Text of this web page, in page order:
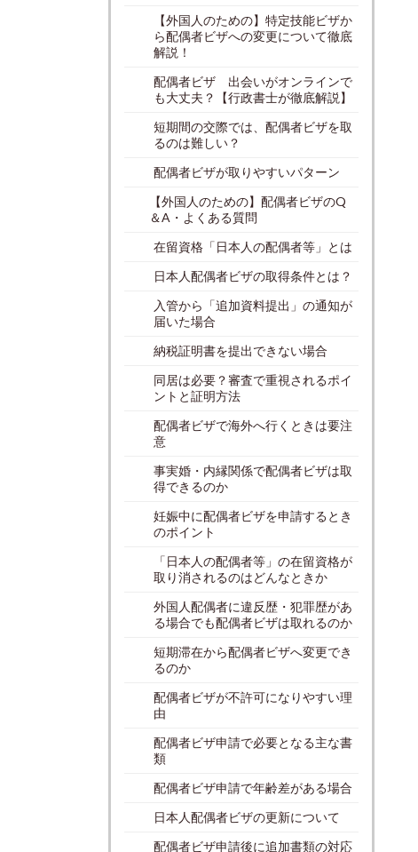
【外国人のための】特定技能ビザか
ら配偶者ビザへの変更について徹底
解説！
配偶者ビザ 出会いがオンラインで
も大丈夫？【行政書士が徹底解説】
短期間の交際では、配偶者ビザを取
るのは難しい？
配偶者ビザが取りやすいパターン
【外国人のための】配偶者ビザのQ
＆A・よくある質問
在留資格「日本人の配偶者等」とは
日本人配偶者ビザの取得条件とは？
入管から「追加資料提出」の通知が
届いた場合
納税証明書を提出できない場合
同居は必要？審査で重視されるポイ
ントと証明方法
配偶者ビザで海外へ行くときは要注
意
事実婚・内縁関係で配偶者ビザは取
得できるのか
妊娠中に配偶者ビザを申請するとき
のポイント
「日本人の配偶者等」の在留資格が
取り消されるのはどんなときか
外国人配偶者に違反歴・犯罪歴があ
る場合でも配偶者ビザは取れるのか
短期滞在から配偶者ビザへ変更でき
るのか
配偶者ビザが不許可になりやすい理
由
配偶者ビザ申請で必要となる主な書
類
配偶者ビザ申請で年齢差がある場合
日本人配偶者ビザの更新について
配偶者ビザ申請後に追加書類の対応